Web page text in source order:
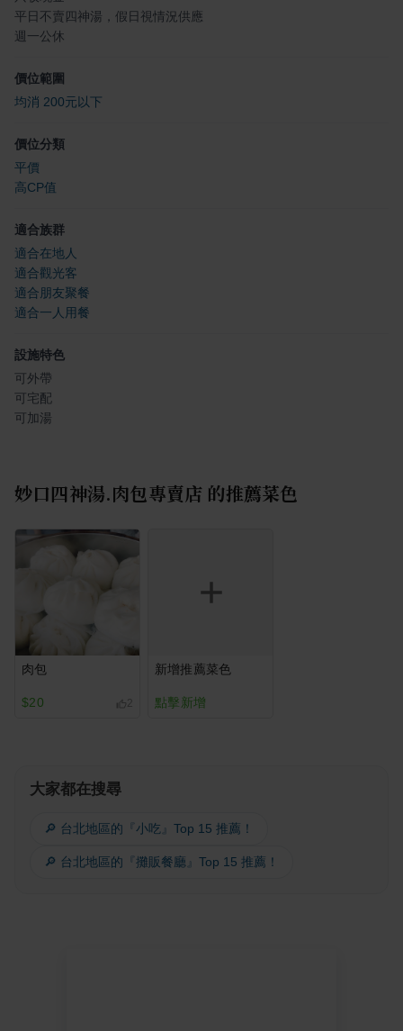
平日不賣四神湯，假日視情況供應
週一公休
價位範圍
均消 200元以下
價位分類
平價
高CP值
適合族群
適合在地人
適合觀光客
適合朋友聚餐
適合一人用餐
設施特色
可外帶
可宅配
可加湯
妙口四神湯.肉包專賣店 的推薦菜色
肉包
$20 2
新增推薦菜色
點擊新增
大家都在搜尋
🔎 台北地區的『小吃』Top 15 推薦！
🔎 台北地區的『攤販餐廳』Top 15 推薦！